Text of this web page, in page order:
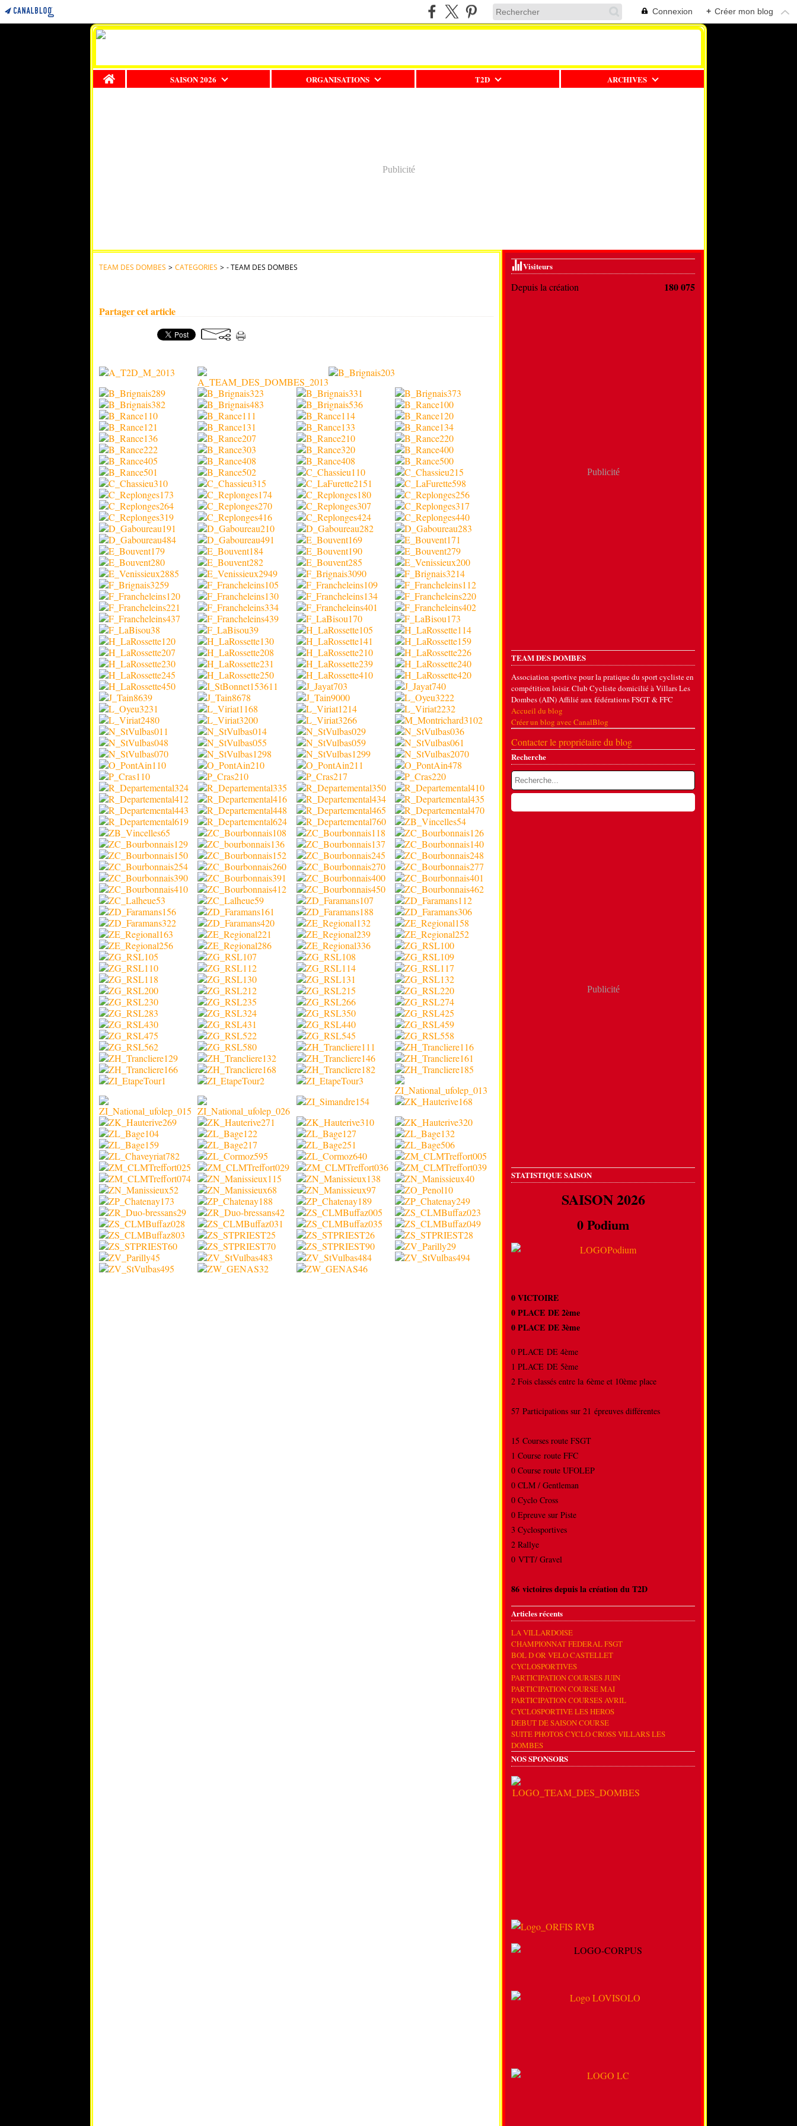
Connexion + Créer mon blog
Home SAISON 2026 ORGANISATIONS T2D ARCHIVES
Publicité
TEAM DES DOMBES > CATEGORIES > - TEAM DES DOMBES
Partager cet article
Visiteurs
Depuis la création 180 075
Publicité
TEAM DES DOMBES
Association sportive pour la pratique du sport cycliste en
compétition loisir. Club Cycliste domicilié à Villars Les
Dombes (AIN) Affilié aux fédérations FSGT & FFC
Accueil du blog
Créer un blog avec CanalBlog
Contacter le propriétaire du blog
Recherche
Publicité
STATISTIQUE SAISON
SAISON 2026
0 Podium
0 VICTOIRE
0 PLACE DE 2ème
0 PLACE DE 3ème
0 PLACE DE 4ème
1 PLACE DE 5ème
2 Fois classés entre la 6ème et 10ème place
57 Participations sur 21 épreuves différentes
15 Courses route FSGT
1 Course route FFC
0 Course route UFOLEP
0 CLM / Gentleman
0 Cyclo Cross
0 Epreuve sur Piste
3 Cyclosportives
2 Rallye
0 VTT/ Gravel
86 victoires depuis la création du T2D
Articles récents
LA VILLARDOISE
CHAMPIONNAT FEDERAL FSGT
BOL D OR VELO CASTELLET
CYCLOSPORTIVES
PARTICIPATION COURSES JUIN
PARTICIPATION COURSE MAI
PARTICIPATION COURSES AVRIL
CYCLOSPORTIVE LES HEROS
DEBUT DE SAISON COURSE
SUITE PHOTOS CYCLO CROSS VILLARS LES
DOMBES
NOS SPONSORS